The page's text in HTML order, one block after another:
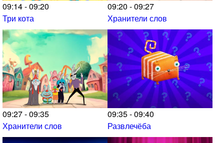
09:14 - 09:20
Три кота
09:20 - 09:27
Хранители слов
09:27 - 09:35
Хранители слов
09:35 - 09:40
Развлечёба